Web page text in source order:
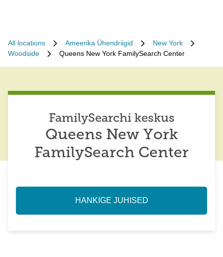
All locations Ameerika Ühendriigid
New York
Woodside
Queens New York FamilySearch Center
FamilySearchi keskus
Queens New York
FamilySearch Center
HANKIGE JUHISED